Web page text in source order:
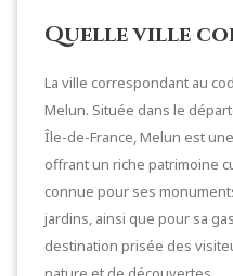
Quelle ville
La ville correspondant au
Melun. Située dans le
Île-de-France, Melun est
offrant un riche patrimoine
connue pour ses
jardins, ainsi que pour sa
destination prisée des